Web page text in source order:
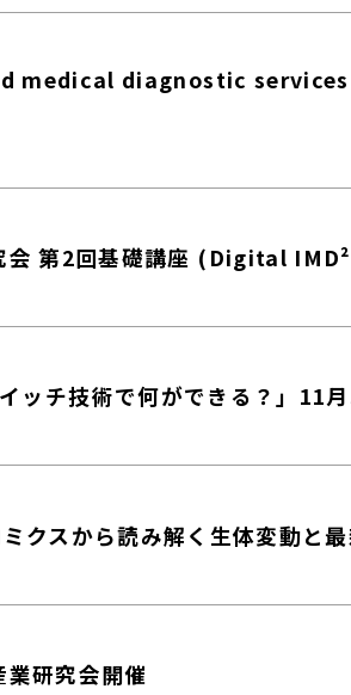
medical diagnostic
会 第2回基礎講座 (Digital
チ技術で何ができる？」11
スから読み解く生体変動と
研究会開催